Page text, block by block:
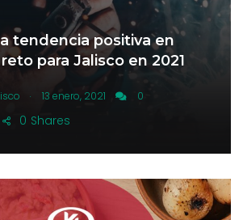
tendencia positiva en
para Jalisco en 2021
. 13 enero, 2021
0
Shares
0